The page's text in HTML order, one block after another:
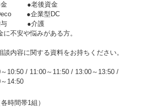
年金 ●老後資金
●企業型DC
●介護
不安や悩みがある方。
内容に関する資料をお持ちください。
10:50 / 11:00～11:50 / 13:00～13:50 /
14:50
時間帯1組）